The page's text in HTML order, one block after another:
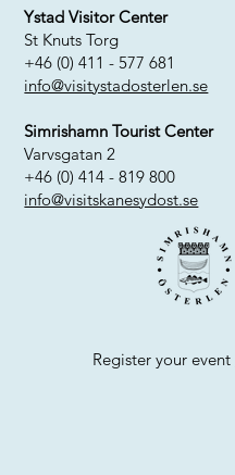
Ystad Visitor Center
St Knuts Torg
+46 (0) 411 - 577 681
info@visitystadosterlen.se
Simrishamn Tourist Center
Varvsgatan 2
+46 (0) 414 - 819 800
info@visitskanesydost.se
Register your event